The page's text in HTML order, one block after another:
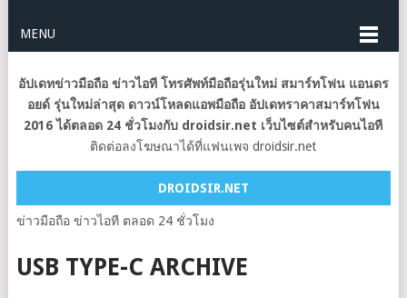
MENU
อัปเดทข่าวมือถือ ข่าวไอที โทรศัพท์มือถือรุ่นใหม่ สมาร์ทโฟน แอนดร
อยด์ รุ่นใหม่ล่าสุด ดาวน์โหลดแอพมือถือ อัปเดทราคาสมาร์ทโฟน
2016 ได้ตลอด 24 ชั่วโมงกับ droidsir.net เว็บไซต์สำหรับคนไอที
ติดต่อลงโฆษณาได้ที่แฟนเพจ droidsir.net
DROIDSIR.NET
ข่าวมือถือ ข่าวไอที ตลอด 24 ชั่วโมง
USB TYPE-C ARCHIVE